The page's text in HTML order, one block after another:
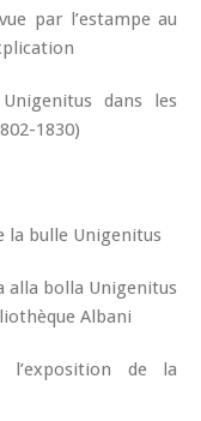
par l’estampe au
dans les
1830)
la bulle Unigenitus
alla bolla Unigenitus
Albani
l’exposition de la